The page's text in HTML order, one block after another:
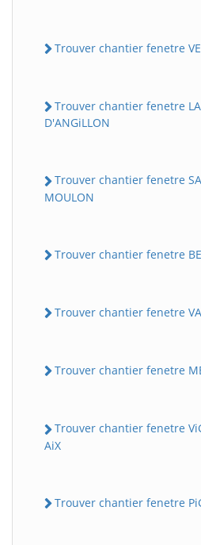
Trouver chantier fenetre
Trouver chantier fenetre LA
D'ANGiLLON
Trouver chantier fenetre
MOULON
Trouver chantier fenetre
Trouver chantier fenetre
Trouver chantier fenetre
Trouver chantier fenetre
AiX
Trouver chantier fenetre